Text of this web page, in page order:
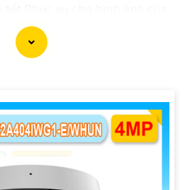
rõ ràng và không bị ảnh
3D DNR camera sẽ giúp
cấp làm cho việc giám sát,
và chính xác hơn.